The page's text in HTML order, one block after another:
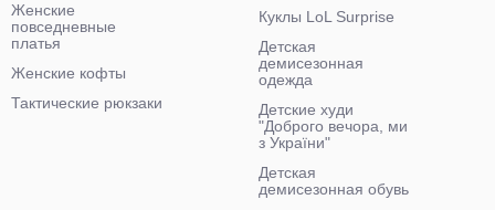
Женские
повседневные
платья
Женские кофты
Тактические рюкзаки
Куклы LoL Surprise
Детская
демисезонная
одежда
Детские худи
"Доброго вечора, ми
з України"
Детская
демисезонная обувь